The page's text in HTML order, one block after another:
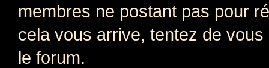
membres ne postant pas pour
cela vous arrive, tentez de
le forum.